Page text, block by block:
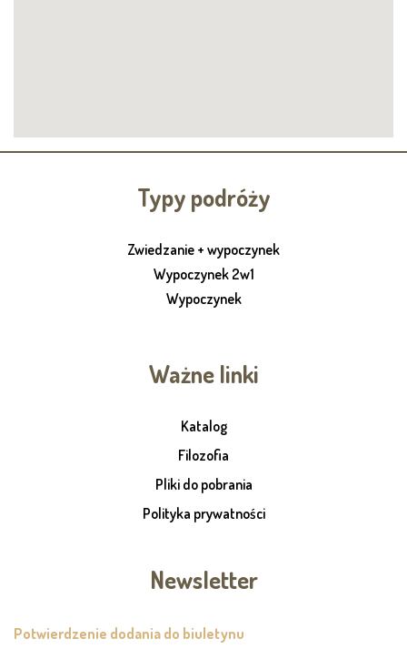
Typy podróży
Zwiedzanie + wypoczynek
Wypoczynek 2w1
Wypoczynek
Ważne linki
Katalog
Filozofia
Pliki do pobrania
Polityka prywatności
Newsletter